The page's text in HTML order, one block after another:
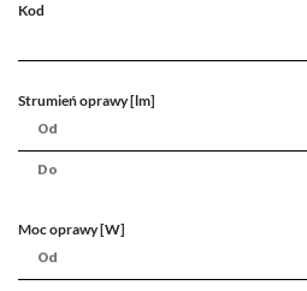
Kod
Strumień oprawy [lm]
Moc oprawy [W]